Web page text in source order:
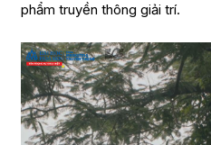
phẩm truyền thông giải trí.